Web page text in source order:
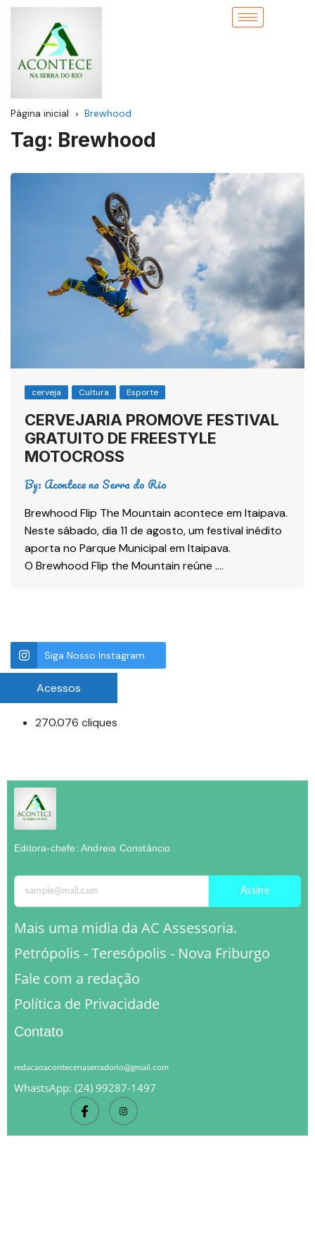
Página inicial Brewhood
Tag: Brewhood
cerveja Cultura Esporte
CERVEJARIA PROMOVE FESTIVAL
GRATUITO DE FREESTYLE
MOTOCROSS
By: Acontece na Serra do Rio
Brewhood Flip The Mountain acontece em Itaipava.
Neste sábado, dia 11 de agosto, um festival inédito
aporta no Parque Municipal em Itaipava.
O Brewhood Flip the Mountain reúne ….
Siga Nosso Instagram
Acessos
270.076 cliques
Editora-chefe: Andreia Constâncio
Assine
Mais uma midia da AC Assessoria.
Petrópolis - Teresópolis - Nova Friburgo
Fale com a redação
Política de Privacidade
Contato
redacaoacontecenaserradorio@gmail.com
WhastsApp: (24) 99287-1497